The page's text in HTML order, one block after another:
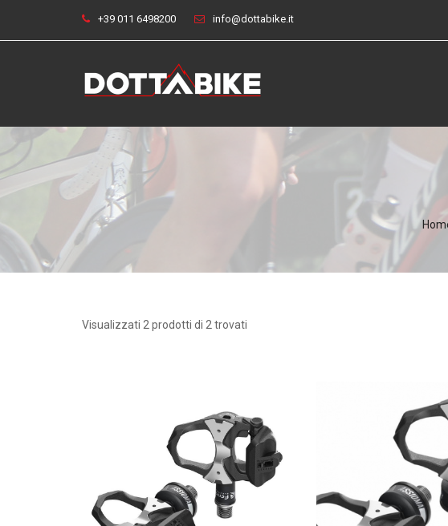
+39 011 6498200 info@dottabike.it
Visualizzati 2 prodotti di 2 trovati